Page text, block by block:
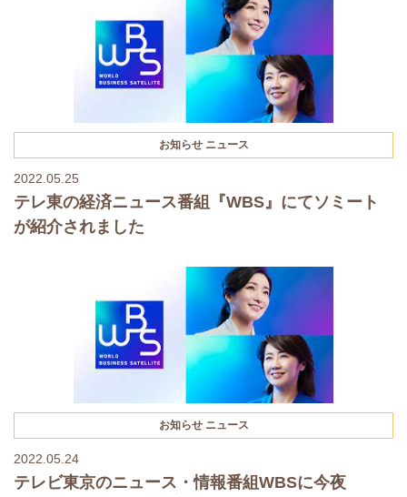
お知らせ ニュース
2022.05.25
テレ東の経済ニュース番組『WBS』にてソミート
が紹介されました
お知らせ ニュース
2022.05.24
テレビ東京のニュース・情報番組WBSに今夜